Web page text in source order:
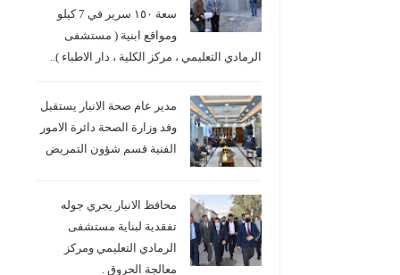
سعة ١٥٠ سرير في 7 كيلو
ومواقع ابنية ( مستشفى
الرمادي التعليمي ، مركز الكلية ، دار الاطباء )..
مدير عام صحة الانبار يستقبل
وفد وزارة الصحة دائرة الامور
الفنية قسم شؤون التمريض
محافظ الانبار يجري جوله
تفقدية لبناية مستشفى
الرمادي التعليمي ومركز
معالجة الحروق .